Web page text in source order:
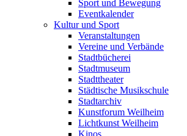
Sport und Bewegung
Eventkalender
Kultur und Sport
Veranstaltungen
Vereine und Verbände
Stadtbücherei
Stadtmuseum
Stadttheater
Städtische Musikschule
Stadtarchiv
Kunstforum Weilheim
Lichtkunst Weilheim
Kinos